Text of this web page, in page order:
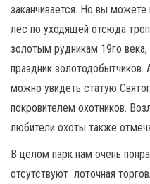
заканчивается. Но вы
лес по уходящей отсюда
золотым рудникам 19го
праздник
можно увидеть статую
покровителем охотников.
любители охоты также
В целом парк нам очень
отсутствуют лоточная